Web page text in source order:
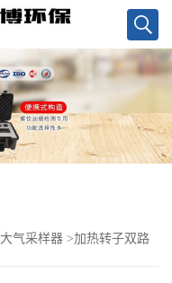
大气采样器 >加热转子双路